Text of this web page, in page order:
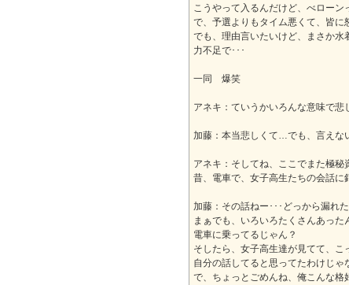
こうやって入るんだけど、べロー
で、予選よりもタイム悪くて、皆に
でも、理由言いたいけど、まさか水
力不足で･･･
一同 爆笑
アネキ：ていうかいろんな意味で悲
加藤：本当悲しくて…でも、言えな
アネキ：そしてね、ここでまた極秘
昔、電車で、女子高生たちの会話に
加藤：その話ねー･･･どっから漏れ
まぁでも、いろいろたくさんあった
電車に乗ってるじゃん？
そしたら、女子高生達が見てて、こ
自分の話してると思ってたわけじゃ
で、ちょっとごめんね、俺こんな